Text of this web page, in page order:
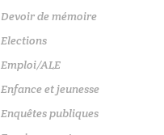
Devoir de mémoire
Elections
Emploi/ALE
Enfance et jeunesse
Enquêtes publiques